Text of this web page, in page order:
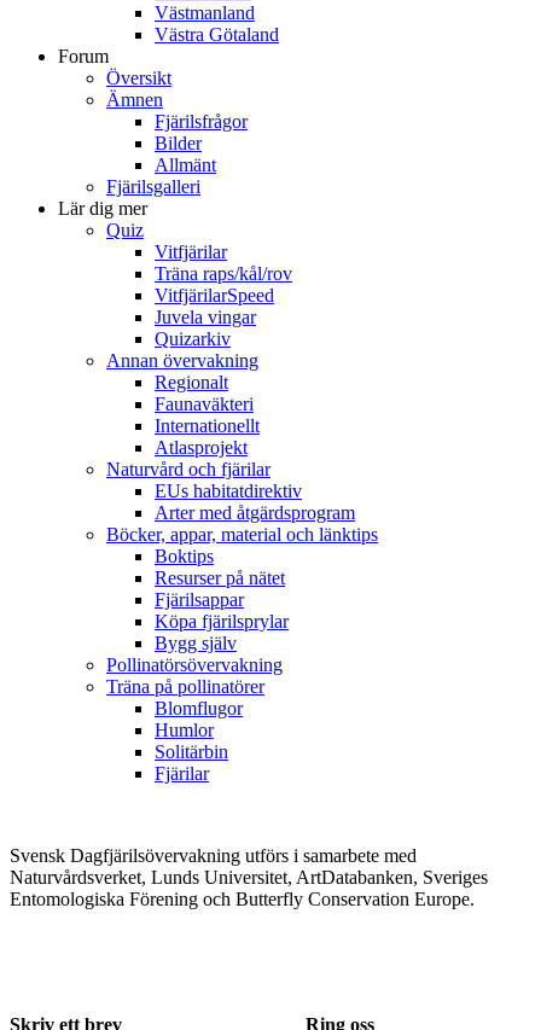
Västmanland
Västra Götaland
Forum
Översikt
Ämnen
Fjärilsfrågor
Bilder
Allmänt
Fjärilsgalleri
Lär dig mer
Quiz
Vitfjärilar
Träna raps/kål/rov
VitfjärilarSpeed
Juvela vingar
Quizarkiv
Annan övervakning
Regionalt
Faunaväkteri
Internationellt
Atlasprojekt
Naturvård och fjärilar
EUs habitatdirektiv
Arter med åtgärdsprogram
Böcker, appar, material och länktips
Boktips
Resurser på nätet
Fjärilsappar
Köpa fjärilsprylar
Bygg själv
Pollinatörsövervakning
Träna på pollinatörer
Blomflugor
Humlor
Solitärbin
Fjärilar
Svensk Dagfjärilsövervakning utförs i samarbete med
Naturvårdsverket, Lunds Universitet, ArtDatabanken, Sveriges
Entomologiska Förening och Butterfly Conservation Europe.
Skriv ett brev Ring oss